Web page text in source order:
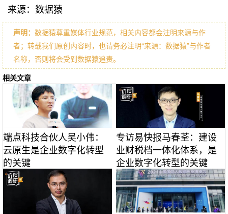
来源：数据猿
声明： 数据猿尊重媒体行业规范，相关内容都会注明来源与作
者；转载我们原创内容时，也请务必注明“来源：数据猿”与作者
名称，否则将会受到数据猿追责。
相关文章
端点科技合伙人吴小伟：
云原生是企业数字化转型
的关键
专访易快报马春荃：建设
业财税档一体化体系，是
企业数字化转型的关键